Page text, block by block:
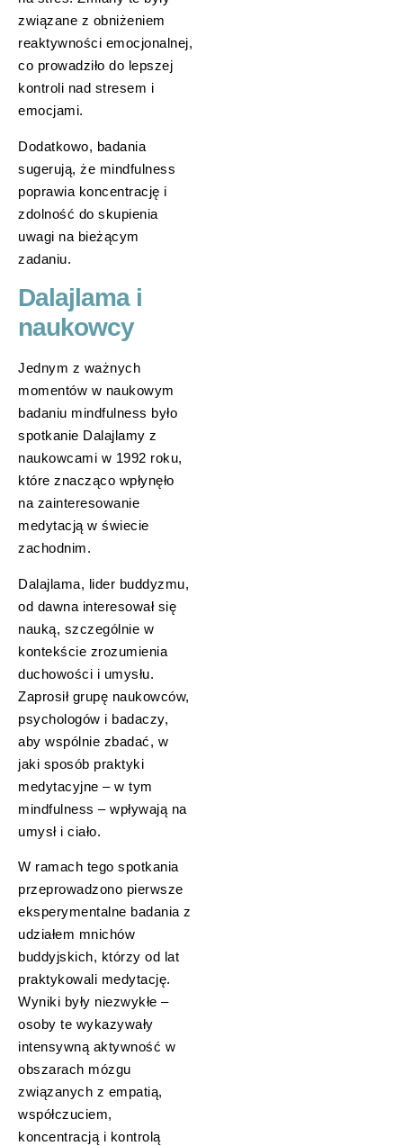
związane z obniżeniem
reaktywności emocjonalnej,
co prowadziło do lepszej
kontroli nad stresem i
emocjami.
Dodatkowo, badania
sugerują, że mindfulness
poprawia koncentrację i
zdolność do skupienia
uwagi na bieżącym
zadaniu.
Dalajlama i
naukowcy
Jednym z ważnych
momentów w naukowym
badaniu mindfulness było
spotkanie Dalajlamy z
naukowcami w 1992 roku,
które znacząco wpłynęło
na zainteresowanie
medytacją w świecie
zachodnim.
Dalajlama, lider buddyzmu,
od dawna interesował się
nauką, szczególnie w
kontekście zrozumienia
duchowości i umysłu.
Zaprosił grupę naukowców,
psychologów i badaczy,
aby wspólnie zbadać, w
jaki sposób praktyki
medytacyjne – w tym
mindfulness – wpływają na
umysł i ciało.
W ramach tego spotkania
przeprowadzono pierwsze
eksperymentalne badania z
udziałem mnichów
buddyjskich, którzy od lat
praktykowali medytację.
Wyniki były niezwykłe –
osoby te wykazywały
intensywną aktywność w
obszarach mózgu
związanych z empatią,
współczuciem,
koncentracją i kontrolą